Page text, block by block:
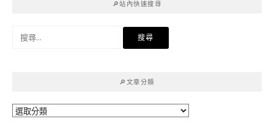
🔎站內快速搜尋
🔎文章分類
🔎